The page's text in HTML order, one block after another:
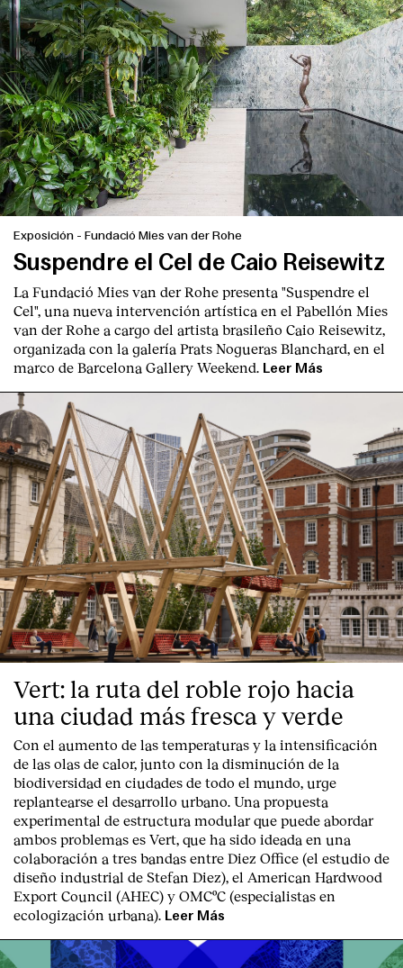
Exposición - Fundació Mies van der Rohe
Suspendre el Cel de Caio Reisewitz
La Fundació Mies van der Rohe presenta "Suspendre el
Cel", una nueva intervención artística en el Pabellón Mies
van der Rohe a cargo del artista brasileño Caio Reisewitz,
organizada con la galería Prats Nogueras Blanchard, en el
marco de Barcelona Gallery Weekend. Leer Más
Vert: la ruta del roble rojo hacia
una ciudad más fresca y verde
Con el aumento de las temperaturas y la intensificación
de las olas de calor, junto con la disminución de la
biodiversidad en ciudades de todo el mundo, urge
replantearse el desarrollo urbano. Una propuesta
experimental de estructura modular que puede abordar
ambos problemas es Vert, que ha sido ideada en una
colaboración a tres bandas entre Diez Office (el estudio de
diseño industrial de Stefan Diez), el American Hardwood
Export Council (AHEC) y OMCºC (especialistas en
ecologización urbana). Leer Más